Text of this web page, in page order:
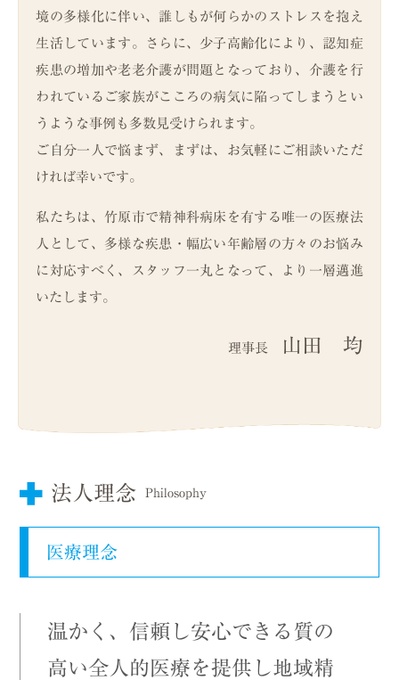
境の多様化に伴い、誰しもが何らかのストレスを抱え
生活しています。さらに、少子高齢化により、認知症
疾患の増加や老老介護が問題となっており、介護を行
われているご家族がこころの病気に陥ってしまうとい
うような事例も多数見受けられます。
ご自分一人で悩まず、まずは、お気軽にご相談いただ
ければ幸いです。
私たちは、竹原市で精神科病床を有する唯一の医療法
人として、多様な疾患・幅広い年齢層の方々のお悩み
に対応すべく、スタッフ一丸となって、より一層邁進
いたします。
理事長 山田 均
法人理念 Philosophy
医療理念
温かく、信頼し安心できる質の
高い全人的医療を提供し地域精